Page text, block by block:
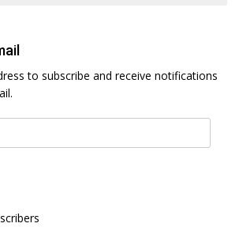
to subscribe and receive notifications